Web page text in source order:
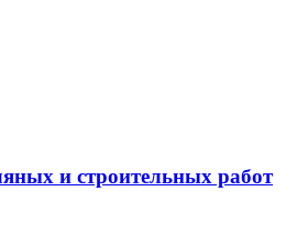
и строительных работ